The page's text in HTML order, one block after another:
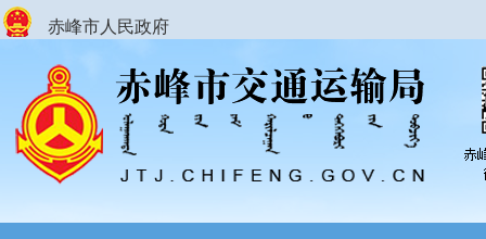
赤峰市人民政府